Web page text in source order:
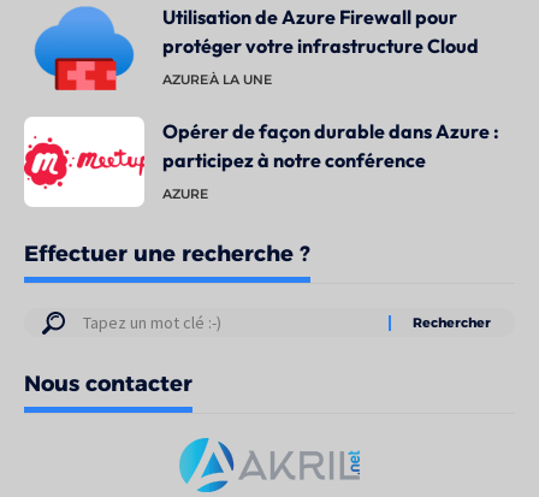
Utilisation de Azure Firewall pour
protéger votre infrastructure Cloud
AZUREÀ LA UNE
Opérer de façon durable dans Azure :
participez à notre conférence
AZURE
Effectuer une recherche ?
Résultats
votre
recherche
Nous contacter